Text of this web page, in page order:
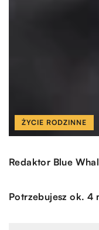
ŻYCIE RODZINNE
Redaktor Blue
Potrzebujesz ok. 4